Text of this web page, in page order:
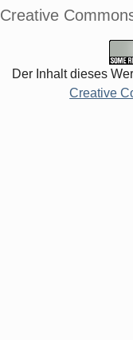
Creative
Der Inhalt dieses
Creative